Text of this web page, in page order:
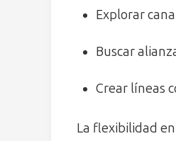
Explorar
Buscar
Crear líneas
La flexibilidad